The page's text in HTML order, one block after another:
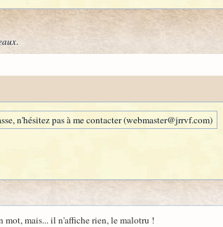
.
n'hésitez pas à me contacter (webmaster@jrrvf.com)
mot, mais... il n'affiche rien, le malotru !